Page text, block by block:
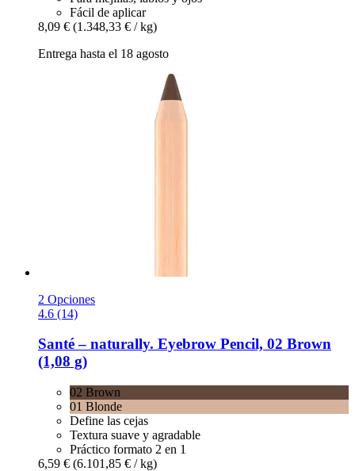
Fácil de aplicar
8,09 € (1.348,33 € / kg)
Entrega hasta el 18 agosto
2 Opciones
4.6 (14)
Santé – naturally. Eyebrow Pencil, 02 Brown
(1,08 g)
02 Brown
01 Blonde
Define las cejas
Textura suave y agradable
Práctico formato 2 en 1
6,59 € (6.101,85 € / kg)